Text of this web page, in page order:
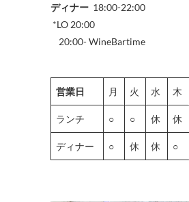
ディナー 18:00-22:00
*LO 20:00
20:00- WineBartime
営業日 月 火 水 木
ランチ ○ ○ 休 休
ディナー ○ 休 休 ○